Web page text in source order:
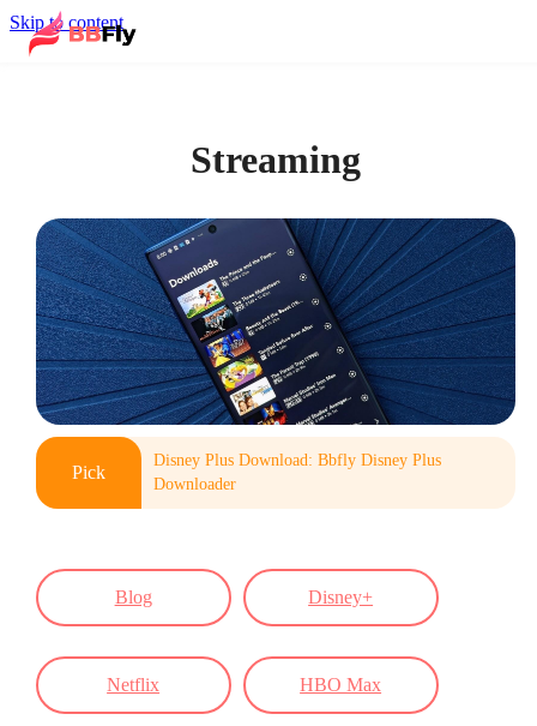
Skip to content
Streaming
Pick
Disney Plus Download: Bbfly Disney Plus
Downloader
Blog Disney+
Netflix HBO Max